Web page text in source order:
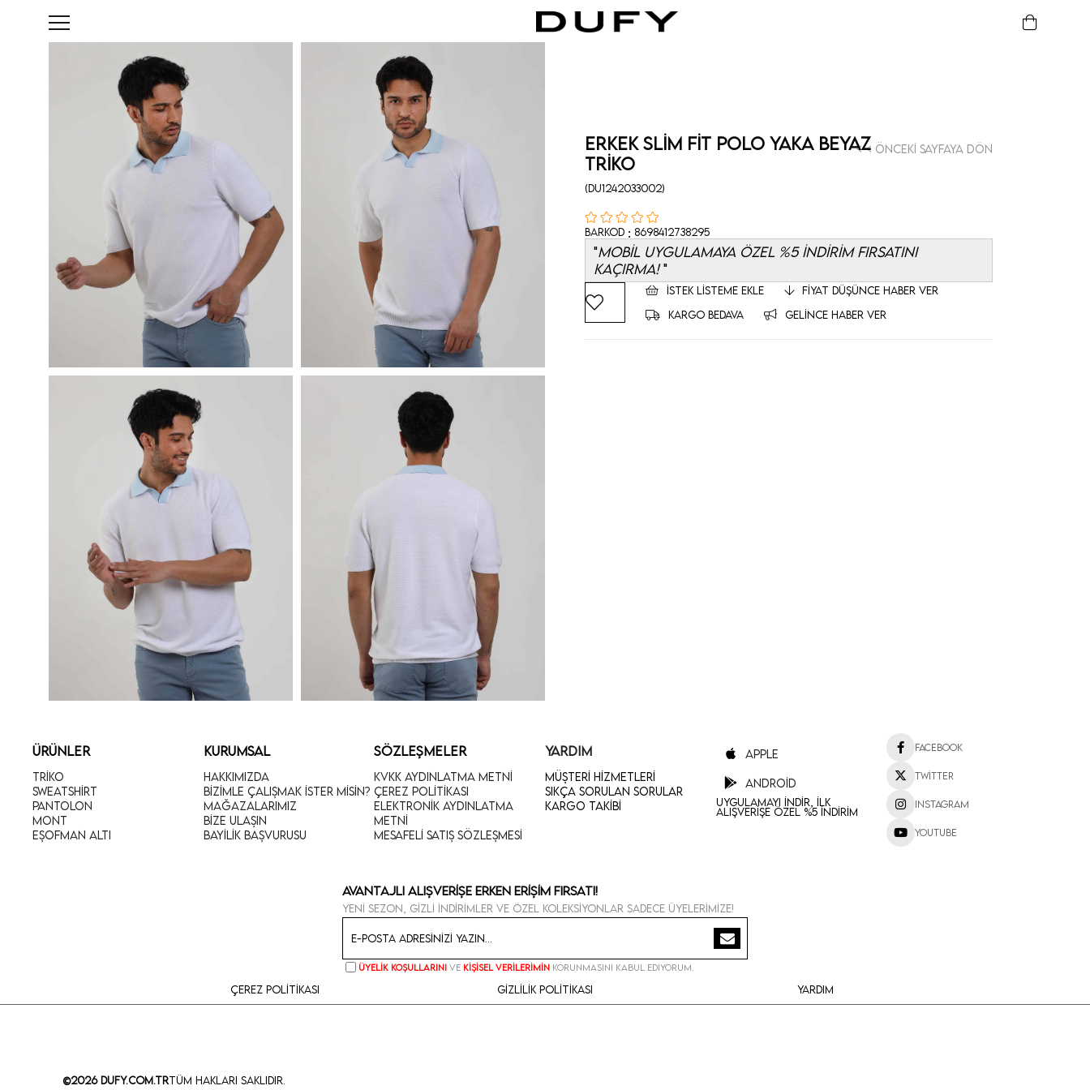
< < Önceki Sayfaya Dön
Erkek Slim Fit Polo Yaka Beyaz
Triko
(DU1242033002)
Barkod : 8698412738295
MOBİL UYGULAMAYA ÖZEL %5 İNDİRİM FIRSATINI
KAÇIRMA!
İSTEK LISTEME EKLE
FIYAT DÜŞÜNCE HABER VER
KARGO BEDAVA
GELINCE HABER VER
ÜRÜNLER
Triko
Sweatshirt
Pantolon
Mont
Eşofman Altı
KURUMSAL
Hakkımızda
Bizimle Çalışmak İster Misin?
Mağazalarımız
Bize Ulaşın
Bayilik Başvurusu
SÖZLEŞMELER
KVKK Aydınlatma Metni
Çerez Politikası
Elektronik Aydınlatma
Metni
Mesafeli Satış Sözleşmesi
YARDIM
Müşteri Hizmetleri
Sıkça Sorulan Sorular
Kargo Takibi
Apple
Android
Uygulamayı İndir, İlk
Alışverişe Özel %5 İndirim
Facebook
Twitter
Instagram
Youtube
Avantajlı Alışverişe Erken Erişim Fırsatı!
Yeni sezon, gizli indirimler ve özel koleksiyonlar sadece üyelerimize!
Üyelik koşullarını ve kişisel verilerimin korunmasını kabul ediyorum.
Çerez Politikası Gizlilik Politikası Yardım
©2026 Dufy.com.trTüm Hakları Saklıdır.